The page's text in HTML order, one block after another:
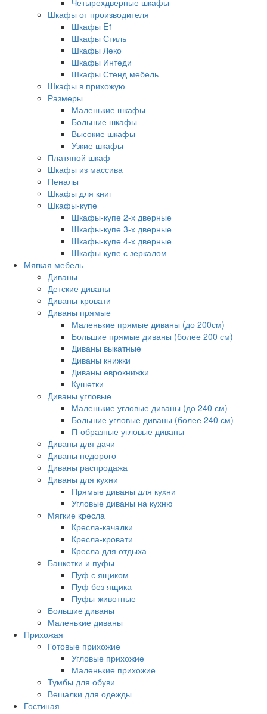
Четырехдверные шкафы
Шкафы от производителя
Шкафы E1
Шкафы Стиль
Шкафы Леко
Шкафы Интеди
Шкафы Стенд мебель
Шкафы в прихожую
Размеры
Маленькие шкафы
Большие шкафы
Высокие шкафы
Узкие шкафы
Платяной шкаф
Шкафы из массива
Пеналы
Шкафы для книг
Шкафы-купе
Шкафы-купе 2-х дверные
Шкафы-купе 3-х дверные
Шкафы-купе 4-х дверные
Шкафы-купе с зеркалом
Мягкая мебель
Диваны
Детские диваны
Диваны-кровати
Диваны прямые
Маленькие прямые диваны (до 200см)
Большие прямые диваны (более 200 см)
Диваны выкатные
Диваны книжки
Диваны еврокнижки
Кушетки
Диваны угловые
Маленькие угловые диваны (до 240 см)
Большие угловые диваны (более 240 см)
П-образные угловые диваны
Диваны для дачи
Диваны недорого
Диваны распродажа
Диваны для кухни
Прямые диваны для кухни
Угловые диваны на кухню
Мягкие кресла
Кресла-качалки
Кресла-кровати
Кресла для отдыха
Банкетки и пуфы
Пуф с ящиком
Пуф без ящика
Пуфы-животные
Большие диваны
Маленькие диваны
Прихожая
Готовые прихожие
Угловые прихожие
Маленькие прихожие
Тумбы для обуви
Вешалки для одежды
Гостиная